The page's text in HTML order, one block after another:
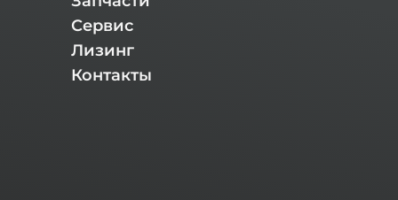
Сервис
Лизинг
Контакты